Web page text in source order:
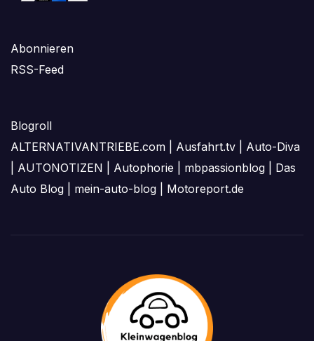
Abonnieren
RSS-Feed
Blogroll
ALTERNATIVANTRIEBE.com
Ausfahrt.tv
Auto-Diva
AUTONOTIZEN Autophorie mbpassionblog
Das
Auto Blog
mein-auto-blog Motoreport.de